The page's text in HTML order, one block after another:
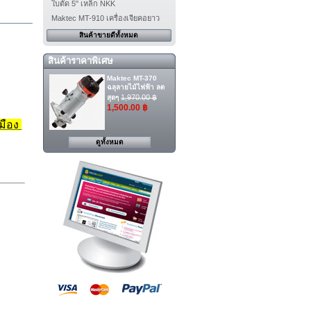
อง
ใบตัด 5" เหล็ก NKK
Maktec MT-910 เครื่องเจียคอยาว
สินค้าขายดีทั้งหมด
สินค้าราคาพิเศษ
Maktec MT-370
ฉลุลายไม้ไฟฟ้า ลด
สุดๆ 1,970.00 ฿
1,500.00 ฿
ดูทั้งหมด